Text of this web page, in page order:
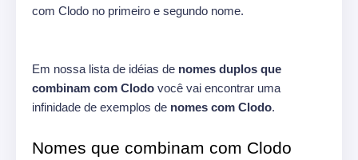
com Clodo no primeiro e segundo nome.
Em nossa lista de idéias de nomes duplos que
combinam com Clodo você vai encontrar uma
infinidade de exemplos de nomes com Clodo.
Nomes que combinam com Clodo